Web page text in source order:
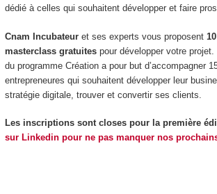
dédié à celles qui souhaitent développer et faire
Cnam Incubateuret ses experts vous proposent
masterclass gratuitespour développer votre projet.
du programme Création a pour but d’accompagner
entrepreneures qui souhaitent développer leur
stratégie digitale, trouver et convertir ses clients.
Les inscriptions sont closes pour la première
sur Linkedin pour ne pas manquer nos